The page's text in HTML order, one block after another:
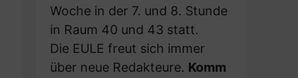
Woche in der 7. und 8. Stunde
in Raum 40 und 43 statt.
Die EULE freut sich immer
über neue Redakteure. Komm